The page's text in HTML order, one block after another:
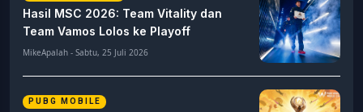
Hasil MSC 2026: Team Vitality dan
Team Vamos Lolos ke Playoff
MikeApalah - Sabtu, 25 Juli 2026
PUBG MOBILE